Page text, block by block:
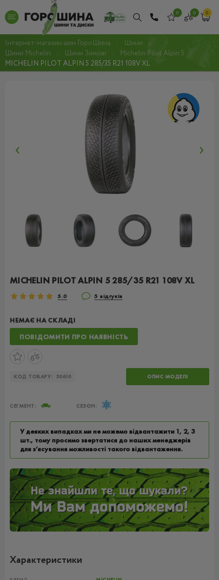
0 0 0
Інтернет-магазин шин ГороШина
Шини
Шини Michelin
Шини Зимові
Michelin Pilot Alpin 5
MICHELIN PILOT ALPIN 5 285/35 R21 108V XL
MICHELIN PILOT ALPIN 5 285/35 R21 108V XL
5.0 5 відгуків
НЕМАЄ НА СКЛАДІ
ПОВІДОМИТИ ПРО НАЯВНІСТЬ
КОД ТОВАРУ: 30610 ОПИС МОДЕЛІ
СЕГМЕНТ: СЕЗОН:
У деяких випадках ми не можемо відвантажити 1, 2, 3
шт., тому просимо звертатися до наших менеджерів
для з’ясування можливості такого відвантаження.
Характеристики